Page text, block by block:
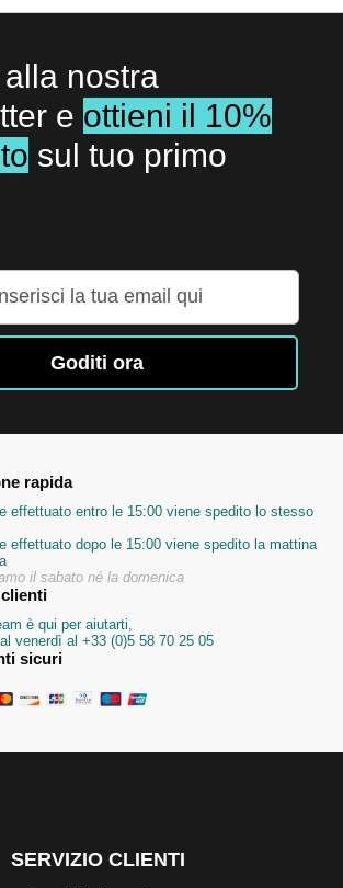
nostra
e ottieni il 10%
sul tuo primo
Goditi ora
rapida
effettuato entro le 15:00 viene spedito lo stesso
effettuato dopo le 15:00 viene spedito la mattina
il sabato né la domenica
è qui per aiutarti,
venerdì al +33 (0)5 58 70 25 05
sicuri
SERVIZIO CLIENTI